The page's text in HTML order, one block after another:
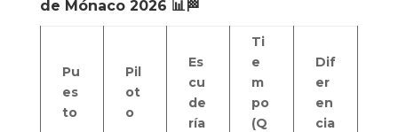
de Mónaco 2026 📊🏁
Pu
es
to
Pil
ot
o
Es
cu
de
ría
Ti
e
m
po
(Q
Dif
er
en
cia